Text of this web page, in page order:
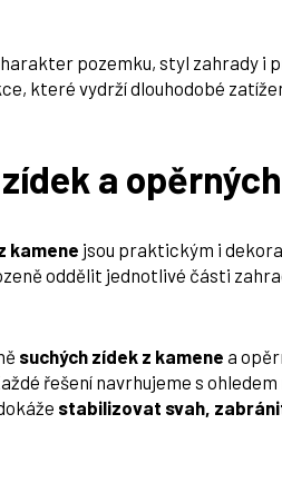
pozemku, styl zahrady i
které vydrží dlouhodobé
a
kamene jsou praktickým i
oddělit jednotlivé části
suchých zídek z kamene a
řešení navrhujeme s
stabilizovat svah,